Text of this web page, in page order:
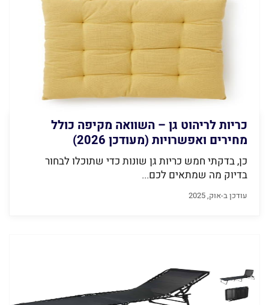
כריות לריהוט גן – השוואה מקיפה כולל
מחירים ואפשרויות (מעודכן 2026)
כן, בדקתי חמש כריות גן שונות כדי שתוכלו לבחור
בדיוק מה שמתאים לכם...
עודכן ב-אוק, 2025